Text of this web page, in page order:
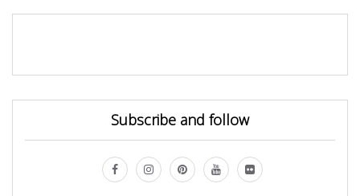
Subscribe and follow